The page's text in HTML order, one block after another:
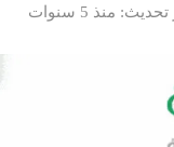
تحديث منذ 5 سنوات